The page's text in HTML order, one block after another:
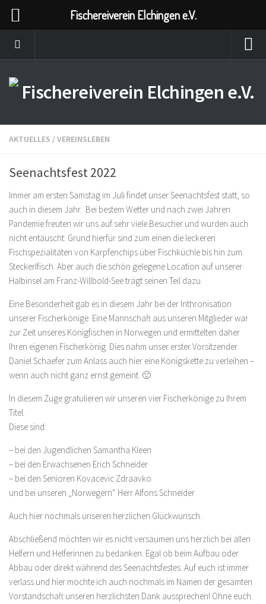
AKTUELLES /VEREINSLEBEN
Seenachtsfest 2022
Immer am ersten Samstag im Juli findet unser Seenachtsfest statt, so
auch in diesem Jahr. Bei bestem Wetter und nach zwei Jahren
Pandemie freuten wir uns auf sehr viele Besucher und wurden auch
nicht entäuscht. Grund hierfür sind zum einen die leckeren
Fischspezialitäten von Karpfenchips über Fischküchle bis hin zum
Steckerlfisch. Aber auch die schön gelegene Location auf unserer
Halbinsel am Franz-Willbold-See trägt seinen Teil dazu.
Eine Besonderheit gab es in diesem Jahr bei der Inthronisation
unserer Fischerkönige. Eine Mannschaft aus unseren Mitglieder war
zur Zeit unseres Königfischen in Norwegen und ermittelten daher
Ihren eigenen Fischerkönig. Dies nahm unser erster Vorsitzender
Daniel Schaefer zum Anlass auch hier eine Königskette zu verleihen –
wenn auch nicht ganz ernst gemeint. 🙂
In diesem Zuge gratulieren wir unseren vier Fischerkönige zu Ihrem
Titel.
Diese sind:
– bei den Jugendlichen Samantha Kleen
– bei den Erwachsenen Erich Schneider
– bei den Senioren Kovacevic Zdraavko
und bei unseren „Norwegern“ Herr Alfons Schneider
Auch hier nochmals unseren herzlichen Glückwunsch.
Abschließend möchten wir es nicht versäumen uns herzlich bei allen
Helfern und Helferinnen zu bedanken. Egal ob beim Aufbau oder
Abbau oder direkt während des Seenachtsfestes. Auf euch ist immer
verlass und hier möchte ich auch nochmals im Namen der gesamten
Vorstandschaft unseren herzlichsten Dank aussprechen! Ohne euch
Fischereiverein Elchingen e.V.